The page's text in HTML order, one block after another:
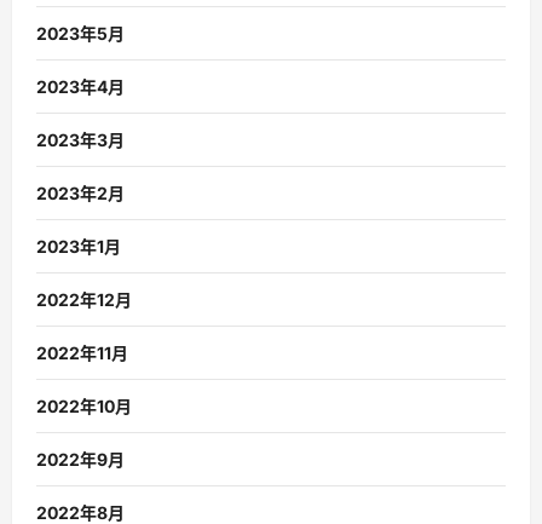
2023年5月
2023年4月
2023年3月
2023年2月
2023年1月
2022年12月
2022年11月
2022年10月
2022年9月
2022年8月